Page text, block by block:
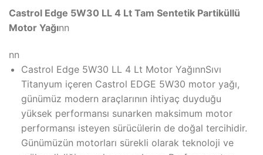
Castrol Edge 5W30 LL 4 Lt Tam Sentetik Partiküllü
Motor Yağınn
nn
Castrol Edge 5W30 LL 4 Lt Motor YağınnSıvı
Titanyum içeren Castrol EDGE 5W30 motor yağı,
günümüz modern araçlarının ihtiyaç duyduğu
yüksek performansı sunarken maksimum motor
performansı isteyen sürücülerin de doğal tercihidir.
Günümüzün motorları sürekli olarak teknoloji ve